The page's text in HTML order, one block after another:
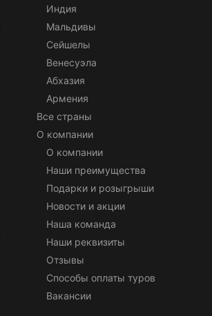
Индия
Мальдивы
Сейшелы
Венесуэла
Абхазия
Армения
Все страны
О компании
О компании
Наши преимущества
Подарки и розыгрыши
Новости и акции
Наша команда
Наши реквизиты
Отзывы
Способы оплаты туров
Вакансии